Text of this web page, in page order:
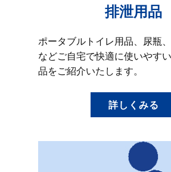
排泄用品
ポータブルトイレ用品、尿瓶
などご自宅で快適に使いやす
品をご紹介いたします。
詳しくみる